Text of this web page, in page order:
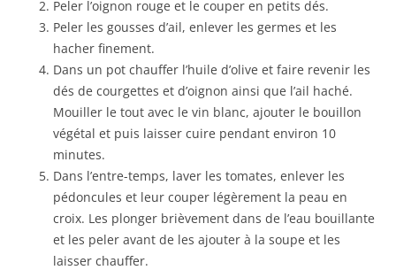
Peler l’oignon rouge et le couper en petits dés.
Peler les gousses d’ail, enlever les germes et les
hacher finement.
Dans un pot chauffer l’huile d’olive et faire revenir les
dés de courgettes et d’oignon ainsi que l’ail haché.
Mouiller le tout avec le vin blanc, ajouter le bouillon
végétal et puis laisser cuire pendant environ 10
minutes.
Dans l’entre-temps, laver les tomates, enlever les
pédoncules et leur couper légèrement la peau en
croix. Les plonger brièvement dans de l’eau bouillante
et les peler avant de les ajouter à la soupe et les
laisser chauffer.